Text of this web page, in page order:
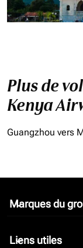
Plus de
Kenya
Guangzhou vers
Marques du
keyboard_arrow_down
Liens utiles
keyboard_arrow_down